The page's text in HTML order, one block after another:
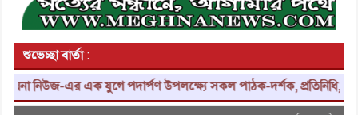
শুভেচ্ছা বার্তা :
নিউজ-এর এক যুগে পদার্পণ উপলক্ষ্যে সকল পাঠক-দর্শক, প্রতিনিধি,